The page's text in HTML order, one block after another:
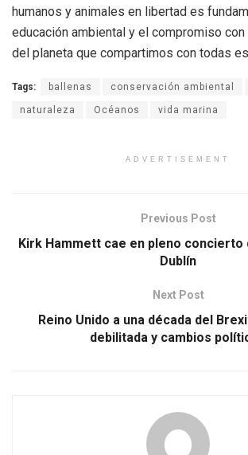
humanos y animales en libertad es
educación ambiental y el compromiso
del planeta que compartimos con todas
Tags: ballenas conservación ambiental
naturaleza Océanos vida marina
ADVERTISEMENT
Previous Post
Kirk Hammett cae en pleno concierto
Dublín
Next Post
Reino Unido a una década del
debilitada y cambios